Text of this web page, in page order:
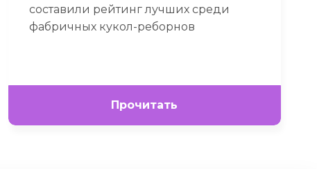
составили рейтинг лучших среди
фабричных кукол-реборнов
Прочитать